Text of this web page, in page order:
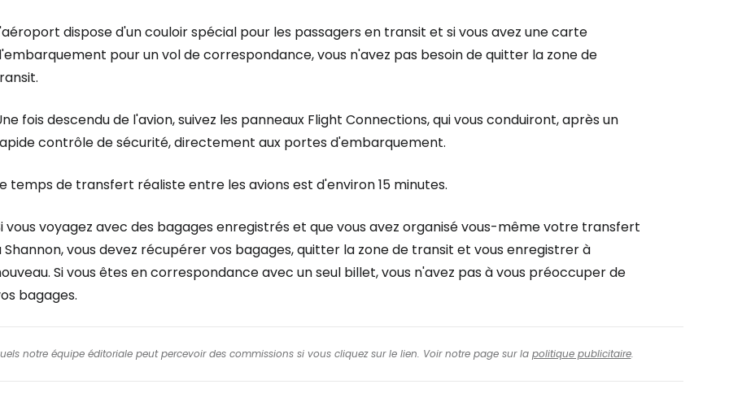
dispose d'un couloir spécial pour les passagers en transit et si vous avez une carte
pour un vol de correspondance, vous n'avez pas besoin de quitter la zone de
fois descendu de l'avion, suivez les panneaux Flight Connections, qui vous conduiront, après un
contrôle de sécurité, directement aux portes d'embarquement.
temps de transfert réaliste entre les avions est d'environ 15 minutes.
vous voyagez avec des bagages enregistrés et que vous avez organisé vous-même votre transfert
Shannon, vous devez récupérer vos bagages, quitter la zone de transit et vous enregistrer à
Si vous êtes en correspondance avec un seul billet, vous n'avez pas à vous préoccuper de
bagages.
notre équipe éditoriale peut percevoir des commissions si vous cliquez sur le lien. Voir notre page sur la politique publicitaire.